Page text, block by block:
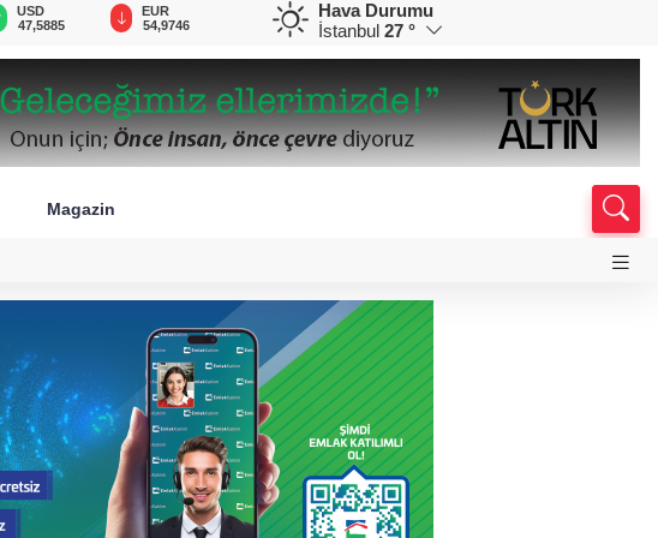
USD
47,5885
EUR
54,9746
GBP
64,1812
CHF
58,5999
Hava Durumu
İstanbul 27 °
Magazin